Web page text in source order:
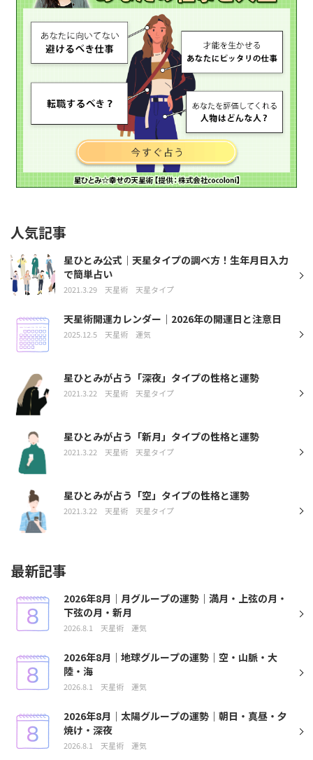
人気記事
星ひとみ公式｜天星タイプの調べ方！生年月日入力
で簡単占い
2021.3.29 天星術 天星タイプ
天星術開運カレンダー｜2026年の開運日と注意日
2025.12.5 天星術 運気
星ひとみが占う「深夜」タイプの性格と運勢
2021.3.22 天星術 天星タイプ
星ひとみが占う「新月」タイプの性格と運勢
2021.3.22 天星術 天星タイプ
星ひとみが占う「空」タイプの性格と運勢
2021.3.22 天星術 天星タイプ
最新記事
2026年8月｜月グループの運勢｜満月・上弦の月・
下弦の月・新月
2026.8.1 天星術 運気
2026年8月｜地球グループの運勢｜空・山脈・大
陸・海
2026.8.1 天星術 運気
2026年8月｜太陽グループの運勢｜朝日・真昼・夕
焼け・深夜
2026.8.1 天星術 運気